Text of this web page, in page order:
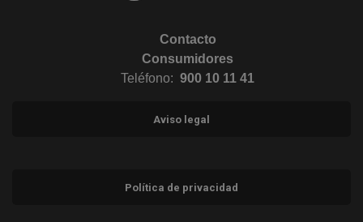
Contacto
Consumidores
Teléfono: 900 10 11 41
Aviso legal
Política de privacidad